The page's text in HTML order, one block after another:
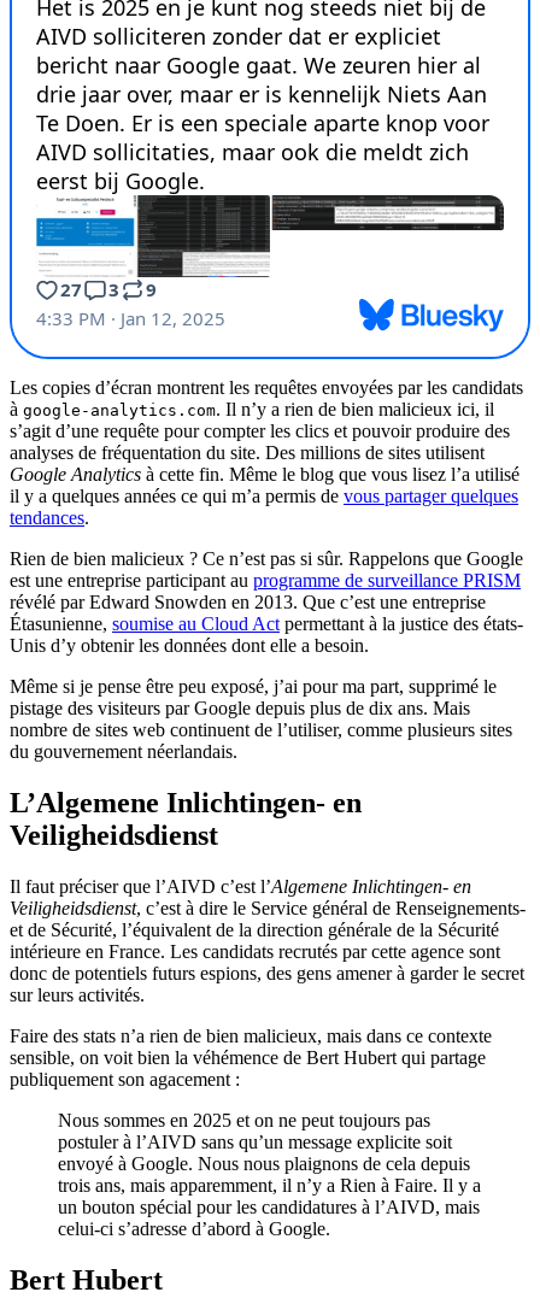
Les copies d’écran montrent les requêtes envoyées par les candidats
à google-analytics.com. Il n’y a rien de bien malicieux ici, il
s’agit d’une requête pour compter les clics et pouvoir produire des
analyses de fréquentation du site. Des millions de sites utilisent
Google Analytics à cette fin. Même le blog que vous lisez l’a utilisé
il y a quelques années ce qui m’a permis de vous partager quelques
tendances.
Rien de bien malicieux ? Ce n’est pas si sûr. Rappelons que Google
est une entreprise participant au programme de surveillance PRISM
révélé par Edward Snowden en 2013. Que c’est une entreprise
Étasunienne, soumise au Cloud Act permettant à la justice des états-
Unis d’y obtenir les données dont elle a besoin.
Même si je pense être peu exposé, j’ai pour ma part, supprimé le
pistage des visiteurs par Google depuis plus de dix ans. Mais
nombre de sites web continuent de l’utiliser, comme plusieurs sites
du gouvernement néerlandais.
L’Algemene Inlichtingen- en
Veiligheidsdienst
Il faut préciser que l’AIVD c’est l’Algemene Inlichtingen- en
Veiligheidsdienst, c’est à dire le Service général de Renseignements-
et de Sécurité, l’équivalent de la direction générale de la Sécurité
intérieure en France. Les candidats recrutés par cette agence sont
donc de potentiels futurs espions, des gens amener à garder le secret
sur leurs activités.
Faire des stats n’a rien de bien malicieux, mais dans ce contexte
sensible, on voit bien la véhémence de Bert Hubert qui partage
publiquement son agacement :
Nous sommes en 2025 et on ne peut toujours pas
postuler à l’AIVD sans qu’un message explicite soit
envoyé à Google. Nous nous plaignons de cela depuis
trois ans, mais apparemment, il n’y a Rien à Faire. Il y a
un bouton spécial pour les candidatures à l’AIVD, mais
celui-ci s’adresse d’abord à Google.
Bert Hubert